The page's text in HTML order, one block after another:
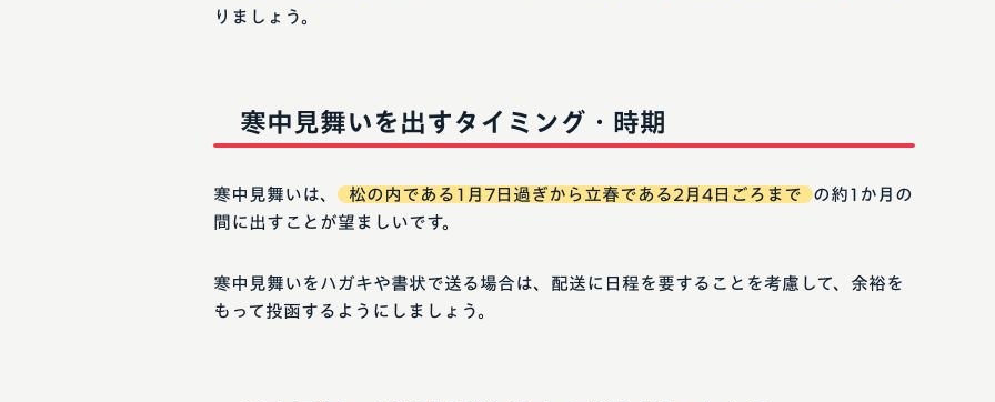
りましょう。
寒中見舞いを出すタイミング・時期
寒中見舞いは、 松の内である1月7日過ぎから立春である2月4日ごろまで
の約1か月の
間に出すことが望ましいです。
寒中見舞いをハガキや書状で送る場合は、配送に日程を要することを考慮して、余裕を
もって投函するようにしましょう。